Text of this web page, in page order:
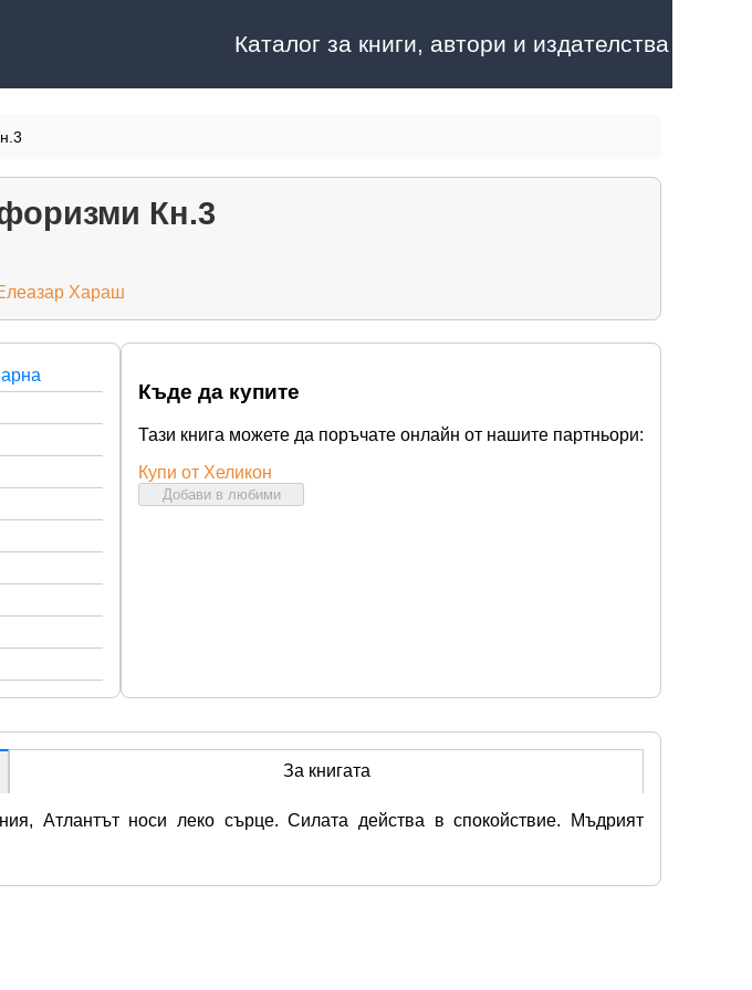
Каталог за книги, автори и издателства
Кн.3
Хараш
Къде да купите
Тази книга можете да поръчате онлайн от нашите партньори:
Купи от Хеликон
Добави в любими
За книгата
Атлантът носи леко сърце. Силата действа в спокойствие. Мъдрият